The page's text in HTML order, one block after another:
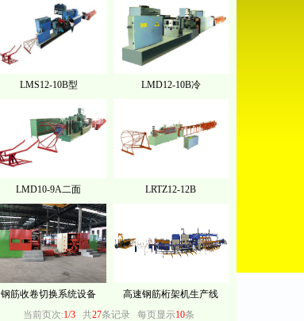
LMS12-10B型 LMD12-10B冷
LMD10-9A二面 LRTZ12-12B
钢筋收卷切换系统设备
高速钢筋桁架机生产线
当前页次:1/3 共27条记录 每页显示10条